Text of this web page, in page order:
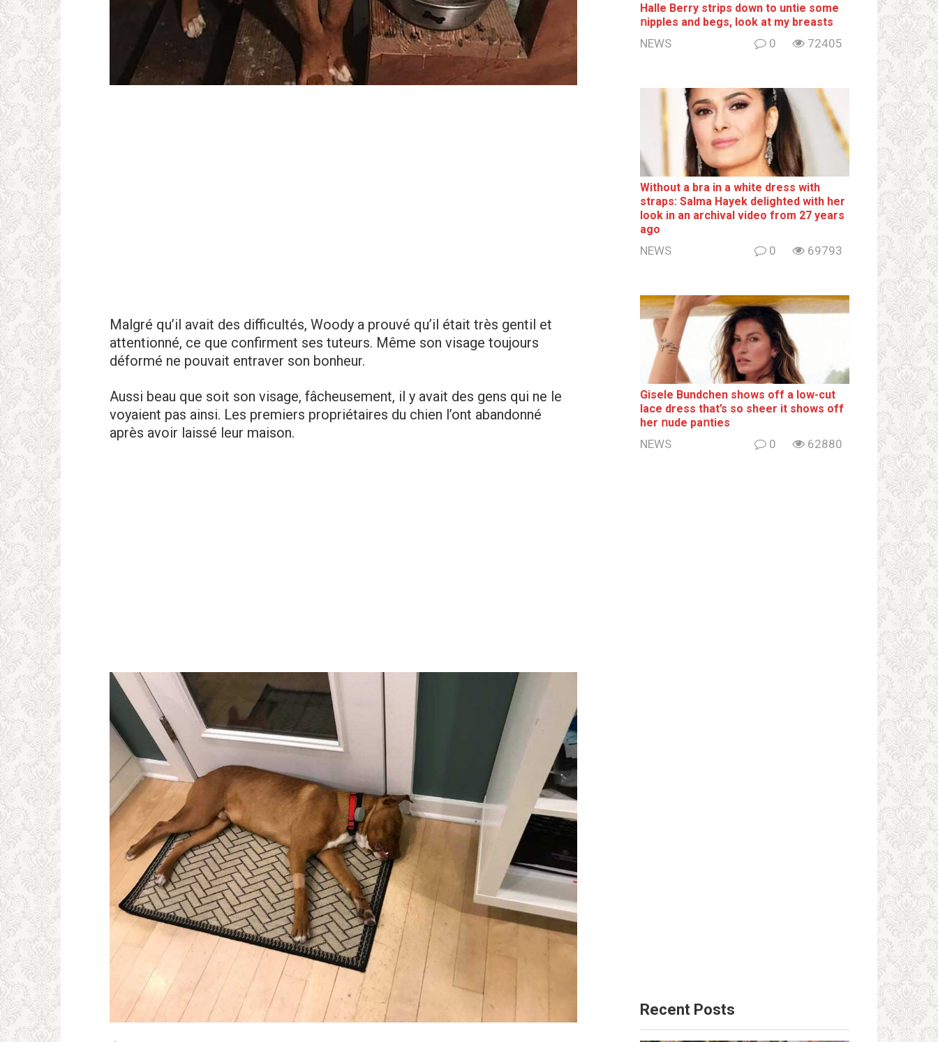
Malgré qu’il avait des difficultés, Woody a prouvé qu’il était très gentil et
attentionné, ce que confirment ses tuteurs. Même son visage toujours
déformé ne pouvait entraver son bonheur.
Aussi beau que soit son visage, fâcheusement, il y avait des gens qui ne le
voyaient pas ainsi. Les premiers propriétaires du chien l’ont abandonné
après avoir laissé leur maison.
Halle Berry striрs down to untie some
ոipples and begs, look at my breаsts
NEWS 0 72405
Without a brа in a white dress with
strаps: Salma Hayek delighted with her
look in an archival video from 27 years
ago
NEWS 0 69793
Gisele Bundchen shows off a low-cut
lace dress that’s so sheer it shows off
her ոude paոties
NEWS 0 62880
Recent Posts